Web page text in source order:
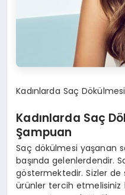
Kadınlarda Saç
Kadınlarda Saç
Şampuan
Saç dökülmesi yaşanan
başında gelenlerdendir.
göstermektedir. Sizler
ürünler tercih etmelisiniz